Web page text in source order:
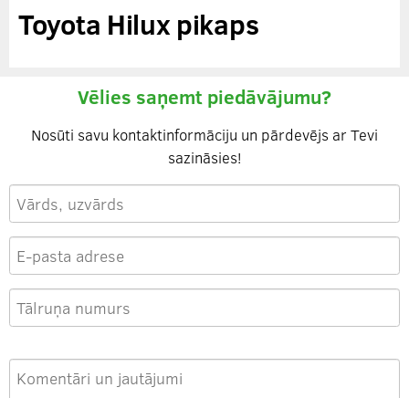
Toyota Hilux pikaps
Vēlies saņemt piedāvājumu?
Nosūti savu kontaktinformāciju un pārdevējs ar Tevi
sazināsies!